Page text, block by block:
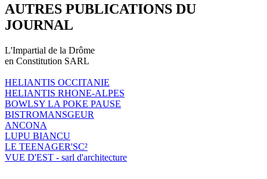
AUTRES PUBLICATIONS DU
JOURNAL
L'Impartial de la Drôme
en Constitution SARL
HELIANTIS OCCITANIE
HELIANTIS RHONE-ALPES
BOWLSY LA POKE PAUSE
BISTROMANSGEUR
ANCONA
LUPU BIANCU
LE TEENAGER'SC²
VUE D'EST - sarl d'architecture